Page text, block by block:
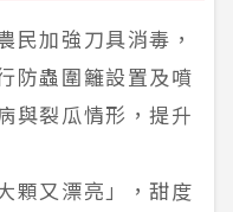
民加強刀具消毒，
防蟲圍籬設置及噴
與裂瓜情形，提升
顆又漂亮」，甜度